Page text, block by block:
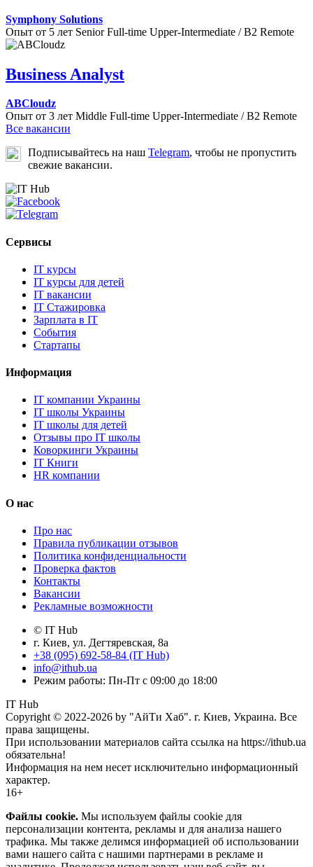
Symphony Solutions
Опыт от 5 лет Senior Full-time Upper-Intermediate / B2 Remote
Business Analyst
ABCloudz
Опыт от 3 лет Middle Full-time Upper-Intermediate / B2 Remote
Все вакансии
Подписывайтесь на наш Telegram, чтобы не пропустить
свежие вакансии.
Сервисы
IT курсы
IT курсы для детей
IT вакансии
IT Стажировка
Зарплата в IT
События
Стартапы
Информация
IT компании Украины
IT школы Украины
IT школы для детей
Отзывы про IT школы
Коворкинги Украины
IT Книги
HR компании
О нас
Про нас
Правила публикации отзывов
Политика конфиденциальности
Проверка фактов
Контакты
Вакансии
Рекламные возможности
© IT Hub
г. Киев, ул. Дегтяревская, 8а
+38 (095) 692-58-84 (IT Hub)
info@ithub.ua
Режим работы: Пн-Пт с 09:00 до 18:00
IT Hub
Copyright © 2022-2026 by "АйТи Хаб". г. Киев, Украина. Все
права защищены.
При использовании материалов сайта ссылка на https://ithub.ua
обязательна!
Информация на нем несет исключительно информационный
характер.
16+
Файлы cookie. Мы используем файлы cookie для
персонализации контента, рекламы и для анализа нашего
трафика. Мы также делимся информацией об использовании
вами нашего сайта с нашими партнерами в рекламе и